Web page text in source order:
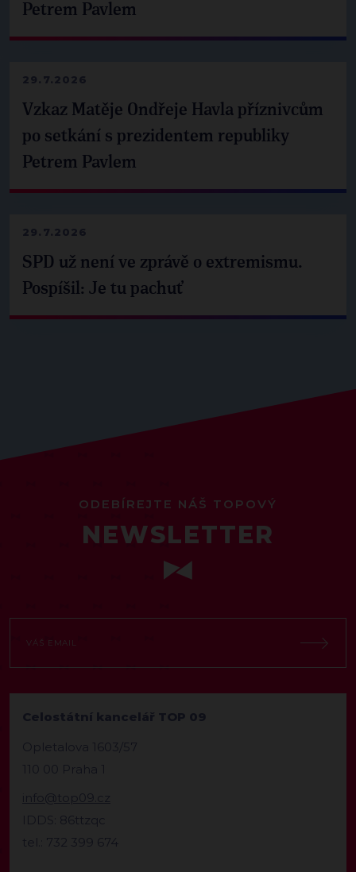
Petrem Pavlem
29.7.2026
Vzkaz Matěje Ondřeje Havla příznivcům
po setkání s prezidentem republiky
Petrem Pavlem
29.7.2026
SPD už není ve zprávě o extremismu.
Pospíšil: Je tu pachuť
ODEBÍREJTE NÁŠ TOPOVÝ
NEWSLETTER
Celostátní kancelář TOP 09
Opletalova 1603/57
110 00 Praha 1
info@top09.cz
IDDS: 86ttzqc
tel.: 732 399 674